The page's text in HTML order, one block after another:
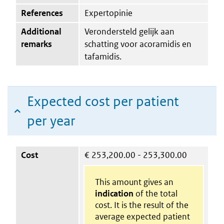
References
Expertopinie
Additional
remarks
Verondersteld gelijk aan
schatting voor acoramidis en
tafamidis.
Expected cost per patient
per year
Cost € 253,200.00 - 253,300.00
This amount gives an
indication of the total
cost. It is the result of the
average expected patient